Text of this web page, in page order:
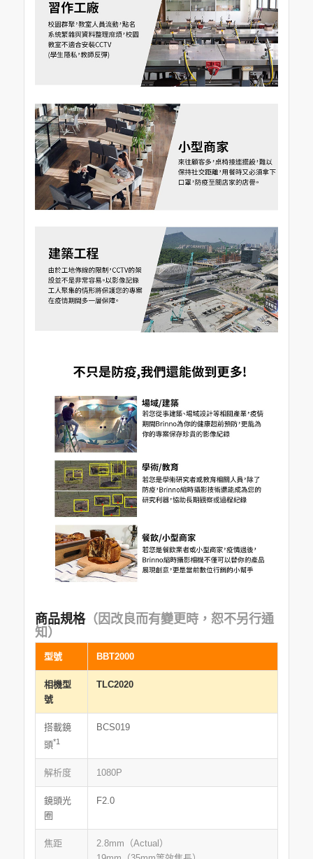
商品規格（因改良而有變更時，恕不另行通
知）
型號 BBT2000
相機型
號
TLC2020
搭載鏡
頭*1
BCS019
解析度 1080P
鏡頭光
圈
F2.0
焦距
2.8mm（Actual）